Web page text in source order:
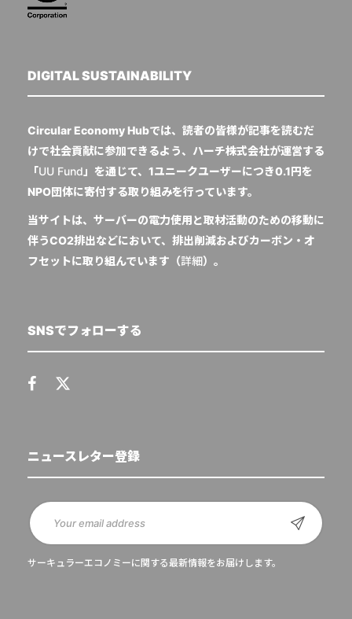
DIGITAL SUSTAINABILITY
Circular Economy Hubでは、読者の皆様が記事を読むだ
けで社会貢献に参加できるよう、ハーチ株式会社が運営する
「UU Fund 」を通じて、1ユニークユーザーにつき0.1円を
NPO団体に寄付する取り組みを行っています。
当サイトは、サーバーの電力使用と取材活動のための移動に
伴うCO2排出などにおいて、排出削減およびカーボン・オ
フセットに取り組んでいます（詳細）。
SNSでフォローする
ニュースレター登録
サーキュラーエコノミーに関する最新情報をお届けします。